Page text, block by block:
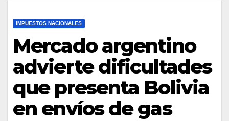
IMPUESTOS NACIONALES
Mercado argentino
advierte dificultades
que presenta Bolivia
en envíos de gas